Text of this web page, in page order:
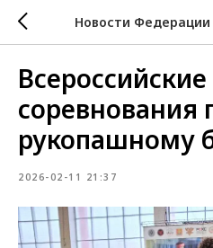
Новости
Всероссийские
соревнования
рукопашному
2026-02-11 21:37